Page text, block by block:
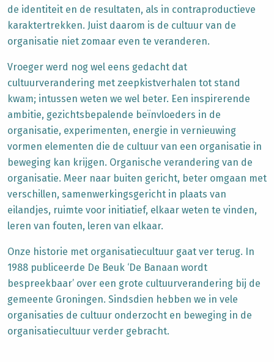
de identiteit en de resultaten, als in contraproductieve
karaktertrekken. Juist daarom is de cultuur van de
organisatie niet zomaar even te veranderen.
Vroeger werd nog wel eens gedacht dat
cultuurverandering met zeepkistverhalen tot stand
kwam; intussen weten we wel beter. Een inspirerende
ambitie, gezichtsbepalende beïnvloeders in de
organisatie, experimenten, energie in vernieuwing
vormen elementen die de cultuur van een organisatie in
beweging kan krijgen. Organische verandering van de
organisatie. Meer naar buiten gericht, beter omgaan met
verschillen, samenwerkingsgericht in plaats van
eilandjes, ruimte voor initiatief, elkaar weten te vinden,
leren van fouten, leren van elkaar.
Onze historie met organisatiecultuur gaat ver terug. In
1988 publiceerde De Beuk ‘De Banaan wordt
bespreekbaar’ over een grote cultuurverandering bij de
gemeente Groningen. Sindsdien hebben we in vele
organisaties de cultuur onderzocht en beweging in de
organisatiecultuur verder gebracht.